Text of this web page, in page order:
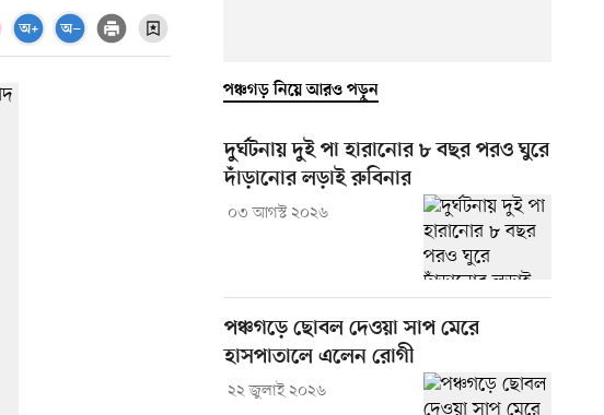
পঞ্চগড় নিয়ে আরও পড়ুন
দুর্ঘটনায় দুই পা হারানোর ৮ বছর পরও ঘুরে
দাঁড়ানোর লড়াই রুবিনার
০৩ আগস্ট ২০২৬
পঞ্চগড়ে ছোবল দেওয়া সাপ মেরে
হাসপাতালে এলেন রোগী
২২ জুলাই ২০২৬